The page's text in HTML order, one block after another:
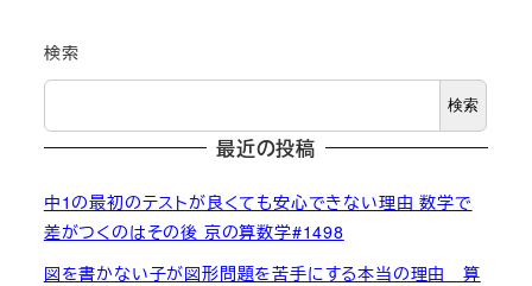
検索
検索
最近の投稿
中1の最初のテストが良くても安心できない理由 数学で
差がつくのはその後 京の算数学#1498
図を書かない子が図形問題を苦手にする本当の理由 算